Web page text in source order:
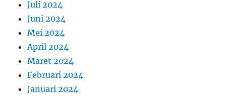
Juli 2024
Juni 2024
Mei 2024
April 2024
Maret 2024
Februari 2024
Januari 2024